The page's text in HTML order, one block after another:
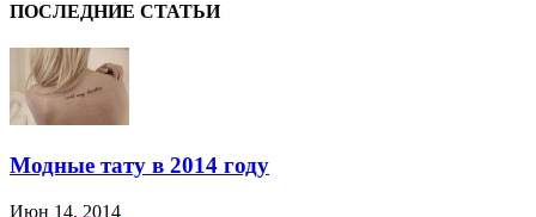
ПОСЛЕДНИЕ СТАТЬИ
Модные тату в 2014 году
Июн 14, 2014